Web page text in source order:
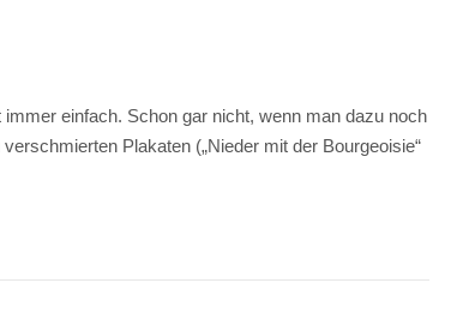
einfach. Schon gar nicht, wenn man dazu noch
Plakaten („Nieder mit der Bourgeoisie“